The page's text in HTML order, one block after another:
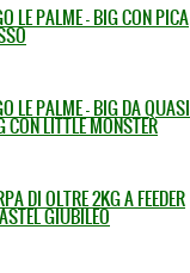
LE PALME - BIG CON PICA
LE PALME - BIG DA QUASI
CON LITTLE MONSTER
DI OLTRE 2KG A FEEDER
GIUBILEO